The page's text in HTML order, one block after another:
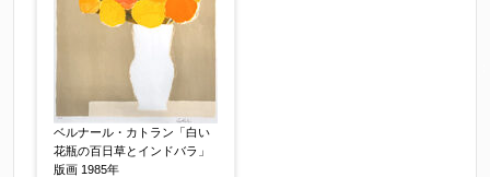
により弊社からのお返事も受信できない場合がご
ざいますので、お電話(
合わせください。
電話番号 【必須】
ベルナール・カトラン「白い
花瓶の百日草とインドバラ」
版画 1985年